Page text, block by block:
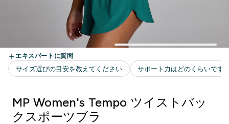
MP Women's Tempo ツイストバッ
クスポーツブラ